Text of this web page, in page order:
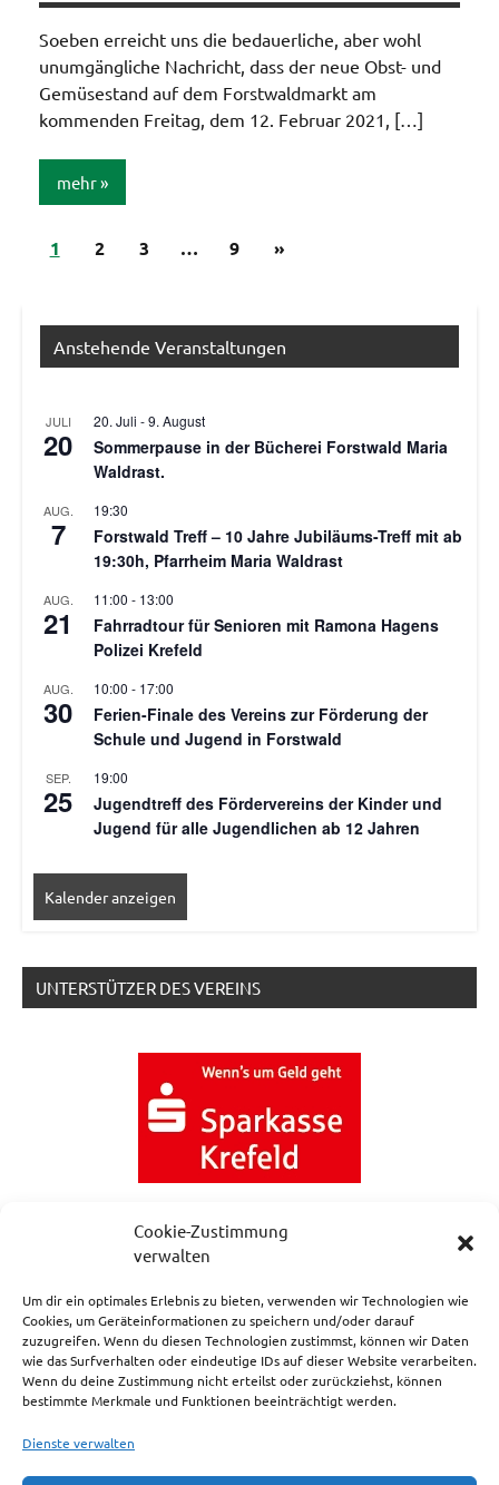
Cookie-Zustimmung
verwalten
Um dir ein optimales Erlebnis zu bieten, verwenden wir Technologien wie
Cookies, um Geräteinformationen zu speichern und/oder darauf
zuzugreifen. Wenn du diesen Technologien zustimmst, können wir Daten
wie das Surfverhalten oder eindeutige IDs auf dieser Website verarbeiten.
Wenn du deine Zustimmung nicht erteilst oder zurückziehst, können
bestimmte Merkmale und Funktionen beeinträchtigt werden.
Dienste verwalten
Soeben erreicht uns die bedauerliche, aber wohl
unumgängliche Nachricht, dass der neue Obst- und
Gemüsestand auf dem Forstwaldmarkt am
kommenden Freitag, dem 12. Februar 2021, […]
mehr
Aktionen /
Seitennummerierung
Beiträge
1 2 3 … 9
Nächste
»
Anstehende Veranstaltungen
JULI
20
20. Juli -9. August
Sommerpause in der Bücherei Forstwald Maria
Waldrast.
AUG.
7
19:30
Forstwald Treff – 10 Jahre Jubiläums-Treff mit ab
19:30h, Pfarrheim Maria Waldrast
AUG.
21
11:00 - 13:00
Fahrradtour für Senioren mit Ramona Hagens
Polizei Krefeld
AUG.
30
10:00 - 17:00
Ferien-Finale des Vereins zur Förderung der
Schule und Jugend in Forstwald
SEP.
25
19:00
Jugendtreff des Fördervereins der Kinder und
Jugend für alle Jugendlichen ab 12 Jahren
Kalender anzeigen
UNTERSTÜTZER DES VEREINS
NEWSLETTERANMELDUNG